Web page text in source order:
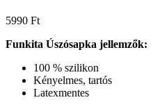
5990 Ft
Funkita Úszósapka jellemzők:
100 % szilikon
Kényelmes, tartós
Latexmentes